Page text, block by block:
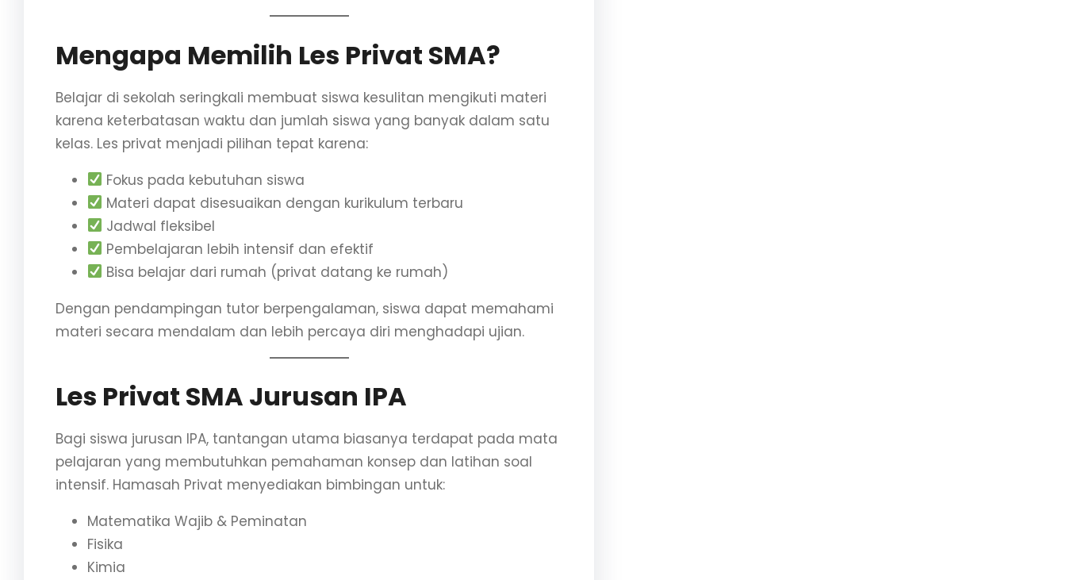
Mengapa Memilih Les Privat SMA?
Belajar di sekolah seringkali membuat siswa kesulitan mengikuti materi
karena keterbatasan waktu dan jumlah siswa yang banyak dalam satu
kelas. Les privat menjadi pilihan tepat karena:
Fokus pada kebutuhan siswa
Materi dapat disesuaikan dengan kurikulum terbaru
Jadwal fleksibel
Pembelajaran lebih intensif dan efektif
Bisa belajar dari rumah (privat datang ke rumah)
Dengan pendampingan tutor berpengalaman, siswa dapat memahami
materi secara mendalam dan lebih percaya diri menghadapi ujian.
Les Privat SMA Jurusan IPA
Bagi siswa jurusan IPA, tantangan utama biasanya terdapat pada mata
pelajaran yang membutuhkan pemahaman konsep dan latihan soal
intensif. Hamasah Privat menyediakan bimbingan untuk:
Matematika Wajib & Peminatan
Fisika
Kimia